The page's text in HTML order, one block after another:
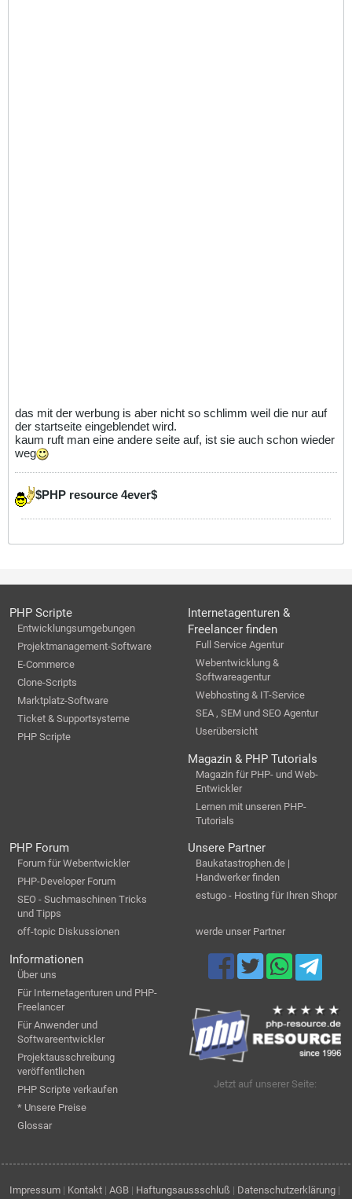
das mit der werbung is aber nicht so schlimm weil die nur auf
der startseite eingeblendet wird.
kaum ruft man eine andere seite auf, ist sie auch schon wieder
weg
$PHP resource 4ever$
PHP Scripte
Entwicklungsumgebungen
Projektmanagement-Software
E-Commerce
Clone-Scripts
Marktplatz-Software
Ticket & Supportsysteme
PHP Scripte
Internetagenturen &
Freelancer finden
Full Service Agentur
Webentwicklung &
Softwareagentur
Webhosting & IT-Service
SEA , SEM und SEO Agentur
Userübersicht
Magazin & PHP Tutorials
Magazin für PHP- und Web-
Entwickler
Lernen mit unseren PHP-
Tutorials
PHP Forum
Forum für Webentwickler
PHP-Developer Forum
SEO - Suchmaschinen Tricks
und Tipps
off-topic Diskussionen
Unsere Partner
Baukatastrophen.de |
Handwerker finden
estugo - Hosting für Ihren Shopr
werde unser Partner
Informationen
Über uns
Für Internetagenturen und PHP-
Freelancer
Für Anwender und
Softwareentwickler
Projektausschreibung
veröffentlichen
PHP Scripte verkaufen
* Unsere Preise
Glossar
Jetzt auf unserer Seite:
Impressum | Kontakt | AGB | Haftungsaussschluß | Datenschutzerklärung |